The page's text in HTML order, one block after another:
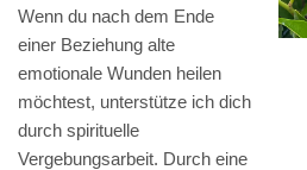
Wenn du nach dem Ende
einer Beziehung alte
emotionale Wunden heilen
möchtest, unterstütze ich dich
durch spirituelle
Vergebungsarbeit. Durch eine